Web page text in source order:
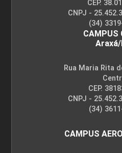
CEP.
CNPJ -
(34)
CAMPUS
Araxá/
Rua Maria Rita
CEP.
CNPJ -
(34)
CAMPUS